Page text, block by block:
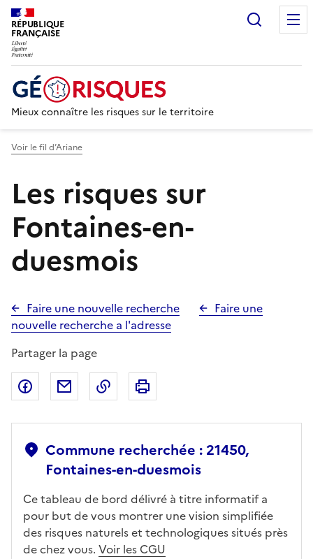
RÉPUBLIQUE
FRANÇAISE
Mieux connaître les risques sur le territoire
Voir le fil d’Ariane
Les risques sur
Fontaines-en-
duesmois
Faire une nouvelle recherche
Faire une
nouvelle recherche a l'adresse
Partager la page
Partager sur Facebook
Partager par emailCopier dans le presse-papier
Commune recherchée : 21450,
Fontaines-en-duesmois
Ce tableau de bord délivré à titre informatif a
pour but de vous montrer une vision simplifiée
des risques naturels et technologiques situés près
de chez vous. Voir les CGU